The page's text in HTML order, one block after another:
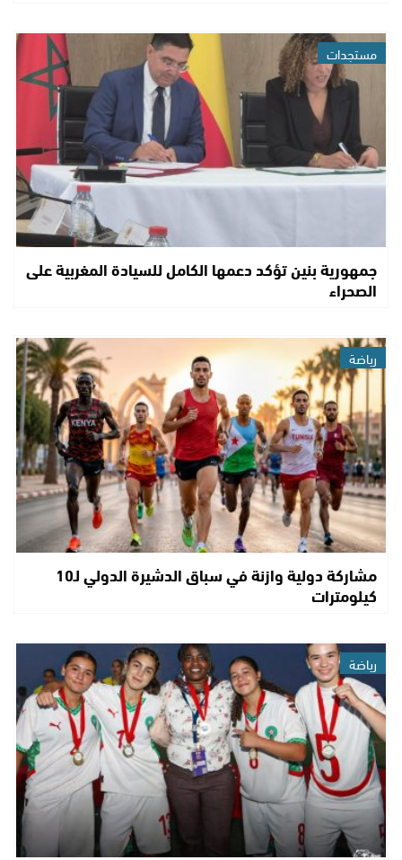
مستجدات
جمهورية بنين تؤكد دعمها الكامل للسيادة المغربية على
الصحراء
رياضة
مشاركة دولية وازنة في سباق الدشيرة الدولي لـ10
كيلومترات
رياضة